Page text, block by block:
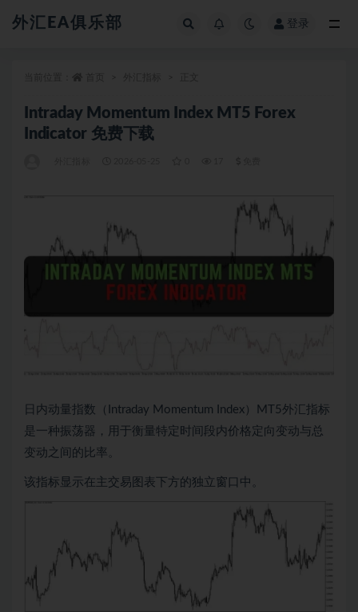
外汇EA俱乐部 登录
Intraday Momentum Index MT5 Forex
Indicator 免费下载
日内动量指数（Intraday Momentum Index）MT5外汇指标
是一种振荡器，用于衡量特定时间段内价格定向变动与总
变动之间的比率。
该指标显示在主交易图表下方的独立窗口中。